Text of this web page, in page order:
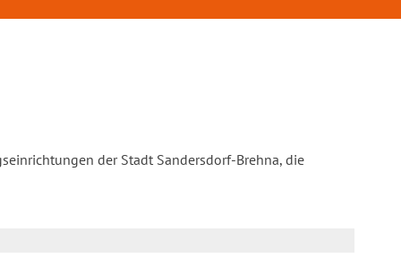
der Stadt Sandersdorf-Brehna, die